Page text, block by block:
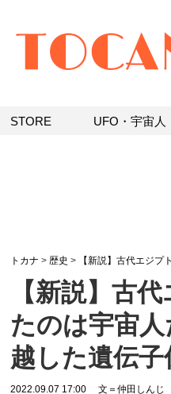
トカナ > 歴史 > 【新説】古代エジプ
【新説】古
たのは宇宙
越した遺伝子
2022.09.07 17:00 文＝仲田しんじ
STORE UFO・宇宙人